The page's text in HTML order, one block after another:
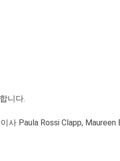
니다.
사 Paula Rossi Clapp, Maureen